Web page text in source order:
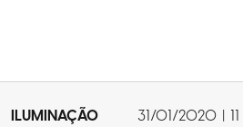
ILUMINAÇÃO 31/01/2020 |